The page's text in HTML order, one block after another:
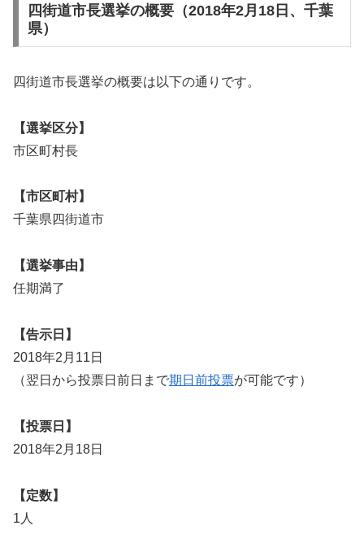
四街道市長選挙の概要（2018年2月18日、千葉
県）
四街道市長選挙の概要は以下の通りです。
【選挙区分】
市区町村長
【市区町村】
千葉県四街道市
【選挙事由】
任期満了
【告示日】
2018年2月11日
（翌日から投票日前日まで期日前投票が可能です）
【投票日】
2018年2月18日
【定数】
1人